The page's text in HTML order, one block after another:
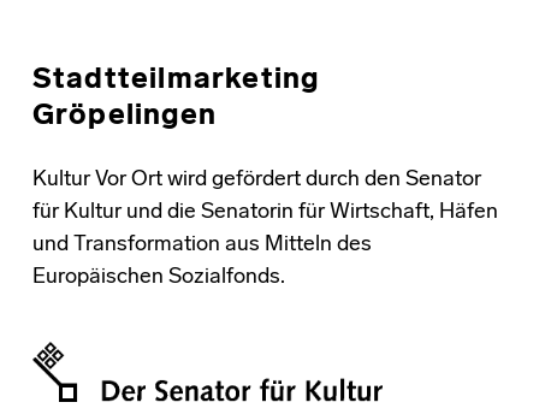
Stadtteilmarketing
Gröpelingen
Kultur Vor Ort wird gefördert durch den Senator
für Kultur und die Senatorin für Wirtschaft, Häfen
und Transformation aus Mitteln des
Europäischen Sozialfonds.